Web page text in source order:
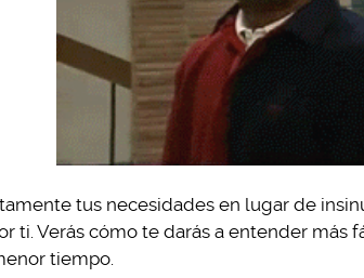
tus necesidades en lugar de
ti. Verás cómo te darás a entender más
tiempo.